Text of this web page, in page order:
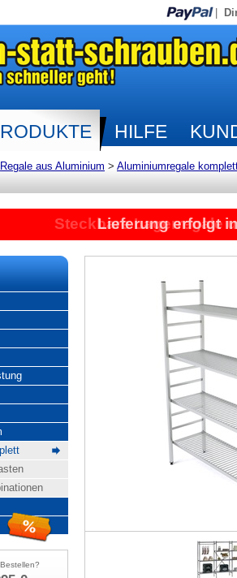
HILFE
Regale aus Aluminium > Aluminiumregale
Steckbare Lagerregale
Lieferung erfolgt